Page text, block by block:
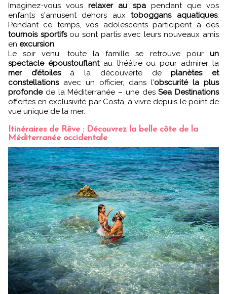
Imaginez-vous vousrelaxer au spapendant que vos
enfants s'amusent dehors auxtoboggans aquatiques.
Pendant ce temps, vos adolescents participent à des
tournois sportifsou sont partis avec leurs nouveaux amis
en excursion.
Le soir venu, toute la famille se retrouve pour un
spectacle époustouflantau théâtre ou pour admirer la
mer d’étoilesà la découverte deplanètes et
constellationsavec un officier, dans l’obscurité la plus
profondede la Méditerranée – une desSea Destinations
offertes en exclusivité par Costa, à vivre depuis le point de
vue unique de la mer.
Itinéraires de Rêve : Découvrez la belle côte de la
Méditerranée occidentale